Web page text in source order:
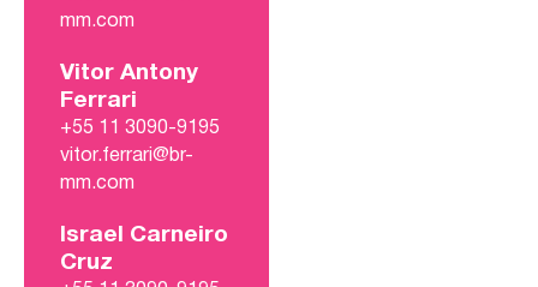
mm.com
Vitor Antony
Ferrari
+55 11 3090-9195
vitor.ferrari@br-
mm.com
Israel Carneiro
Cruz